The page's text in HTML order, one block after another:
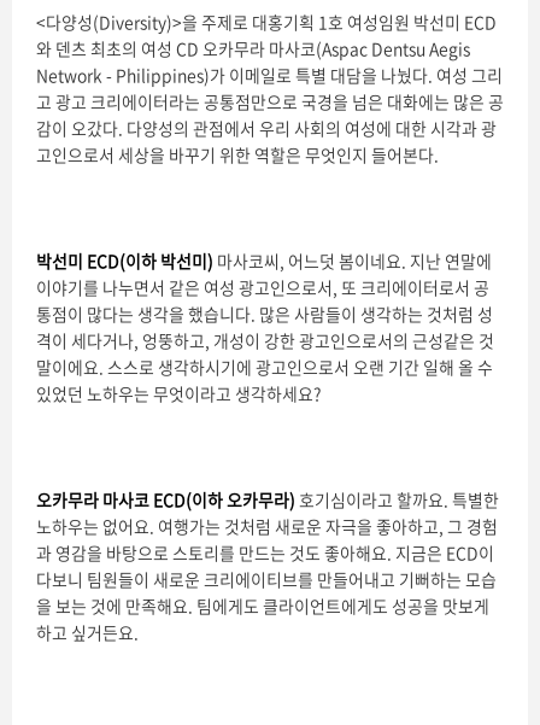
<다양성(Diversity)>을 주제로 대홍기획 1호 여성임원 박선미 ECD
와 덴츠 최초의 여성 CD 오카무라 마사코(Aspac Dentsu Aegis
Network - Philippines)가 이메일로 특별 대담을 나눴다. 여성 그리
고 광고 크리에이터라는 공통점만으로 국경을 넘은 대화에는 많은 공
감이 오갔다. 다양성의 관점에서 우리 사회의 여성에 대한 시각과 광
고인으로서 세상을 바꾸기 위한 역할은 무엇인지 들어본다.
박선미 ECD(이하 박선미) 마사코씨, 어느덧 봄이네요. 지난 연말에
이야기를 나누면서 같은 여성 광고인으로서, 또 크리에이터로서 공
통점이 많다는 생각을 했습니다. 많은 사람들이 생각하는 것처럼 성
격이 세다거나, 엉뚱하고, 개성이 강한 광고인으로서의 근성같은 것
말이에요. 스스로 생각하시기에 광고인으로서 오랜 기간 일해 올 수
있었던 노하우는 무엇이라고 생각하세요?
오카무라 마사코 ECD(이하 오카무라) 호기심이라고 할까요. 특별한
노하우는 없어요. 여행가는 것처럼 새로운 자극을 좋아하고, 그 경험
과 영감을 바탕으로 스토리를 만드는 것도 좋아해요. 지금은 ECD이
다보니 팀원들이 새로운 크리에이티브를 만들어내고 기뻐하는 모습
을 보는 것에 만족해요. 팀에게도 클라이언트에게도 성공을 맛보게
하고 싶거든요.